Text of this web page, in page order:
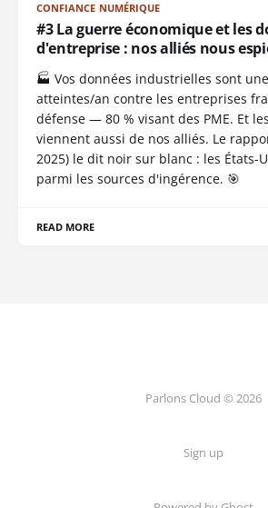
CONFIANCE NUMÉRIQUE
#3 La guerre économique et les
d'entreprise : nos alliés nous
🏭 Vos données industrielles sont
atteintes/an contre les entreprises
défense — 80 % visant des PME. Et
viennent aussi de nos alliés. Le
2025) le dit noir sur blanc : les États-
parmi les sources d'ingérence. 🎯
READ MORE
Parlons Cloud © 2026
Sign up